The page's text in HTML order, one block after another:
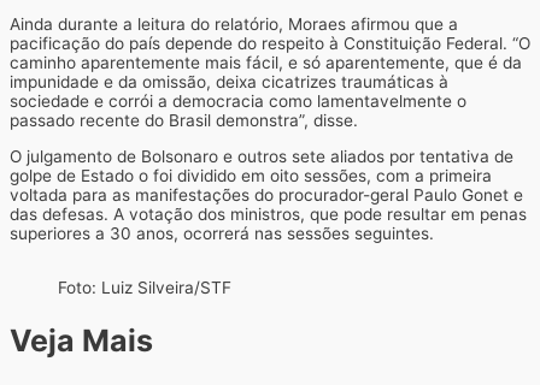
Ainda durante a leitura do relatório, Moraes afirmou que a
pacificação do país depende do respeito à Constituição Federal. “O
caminho aparentemente mais fácil, e só aparentemente, que é da
impunidade e da omissão, deixa cicatrizes traumáticas à
sociedade e corrói a democracia como lamentavelmente o
passado recente do Brasil demonstra”, disse.
O julgamento de Bolsonaro e outros sete aliados por tentativa de
golpe de Estado o foi dividido em oito sessões, com a primeira
voltada para as manifestações do procurador-geral Paulo Gonet e
das defesas. A votação dos ministros, que pode resultar em penas
superiores a 30 anos, ocorrerá nas sessões seguintes.
Foto: Luiz Silveira/STF
Veja Mais